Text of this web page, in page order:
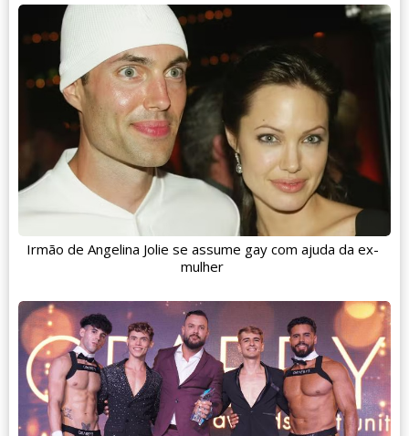
Irmão de Angelina Jolie se assume gay com ajuda da ex-
mulher